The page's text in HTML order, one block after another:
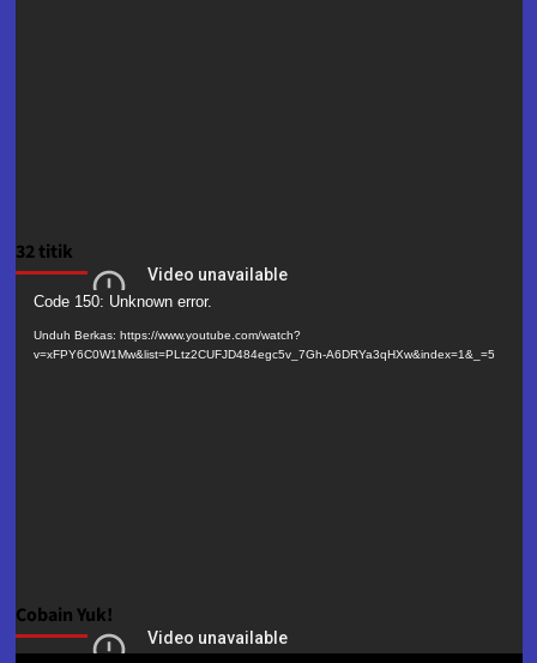
32 titik
Pemutar
Video
Code 150: Unknown error.
Unduh Berkas: https://www.youtube.com/watch?
v=xFPY6C0W1Mw&list=PLtz2CUFJD484egc5v_7Gh-A6DRYa3qHXw&index=1&_=5
Cobain Yuk!